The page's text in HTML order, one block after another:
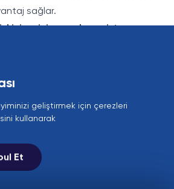
sağlar.
minimum olması istenen
olduğu için depolanan
veya kimyasal yapısına
yüksek sıcaklıklı temizlik ve
dayanabilir, bu da
geliştirmek için çerezleri
kullanarak
Et